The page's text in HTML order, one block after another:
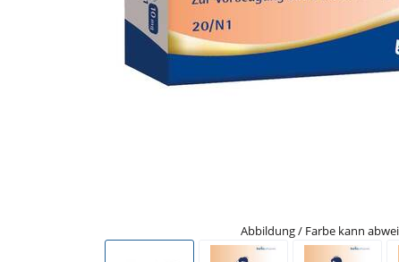
Abbildung / Farbe kann